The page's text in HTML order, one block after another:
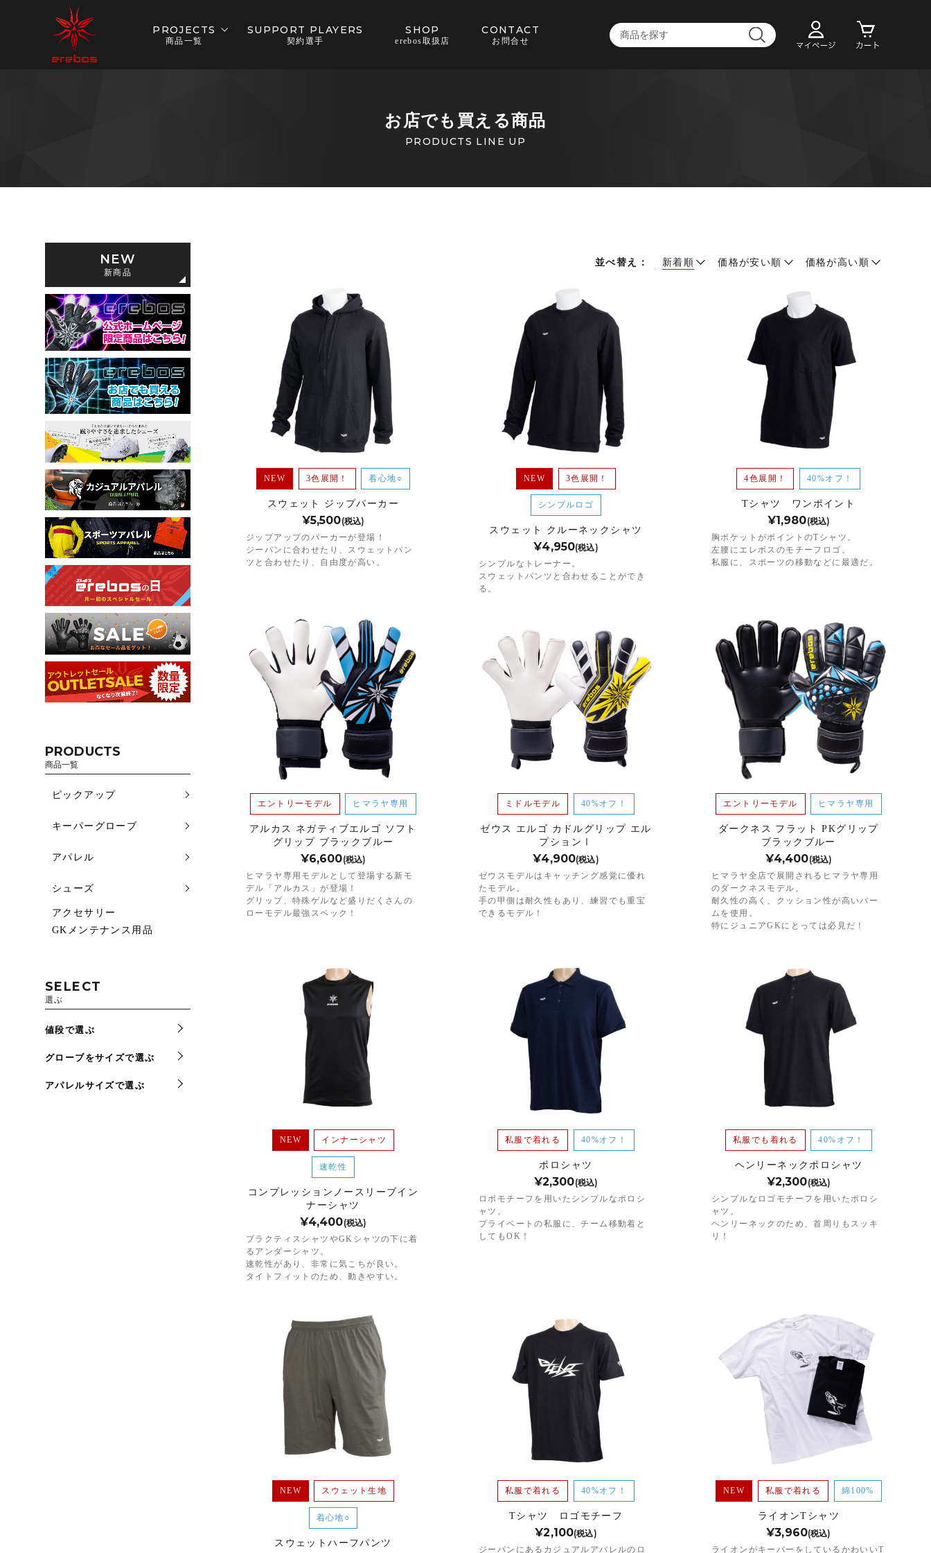
PROJECTS
商品一覧
SUPPORT PLAYERS
契約選手
SHOP
erebos取扱店
CONTACT
お問合せ
お店でも買える商品
PRODUCTS LINE UP
NEW
新商品
PRODUCTS
商品一覧
ピックアップ
キーパーグローブ
アパレル
シューズ
アクセサリー
GKメンテナンス用品
SELECT
選ぶ
値段で選ぶ
グローブをサイズで選ぶ
アパレルサイズで選ぶ
並べ替え： 新着順 価格が安い順 価格が高い順
NEW 3色展開！ 着心地○
スウェット ジップパーカー
¥5,500(税込)
ジップアップのパーカーが登場！
ジーパンに合わせたり、スウェットパン
ツと合わせたり、自由度が高い。
NEW 3色展開！
シンプルロゴ
スウェット クルーネックシャツ
¥4,950(税込)
シンプルなトレーナー。
スウェットパンツと合わせることができ
る。
4色展開！ 40%オフ！
Tシャツ ワンポイント
¥1,980(税込)
胸ポケットがポイントのTシャツ。
左腰にエレボスのモチーフロゴ。
私服に、スポーツの移動などに最適だ。
エントリーモデル ヒマラヤ専用
アルカス ネガティブエルゴ ソフト
グリップ ブラックブルー
¥6,600(税込)
ヒマラヤ専用モデルとして登場する新モ
デル「アルカス」が登場！
グリップ、特殊ゲルなど盛りだくさんの
ローモデル最強スペック！
ミドルモデル 40%オフ！
ゼウス エルゴ カドルグリップ エル
プションⅠ
¥4,900(税込)
ゼウスモデルはキャッチング感覚に優れ
たモデル。
手の甲側は耐久性もあり、練習でも重宝
できるモデル！
エントリーモデル ヒマラヤ専用
ダークネス フラット PKグリップ
ブラックブルー
¥4,400(税込)
ヒマラヤ全店で展開されるヒマラヤ専用
のダークネスモデル。
耐久性の高く、クッション性が高いパー
ムを使用。
特にジュニアGKにとっては必見だ！
NEW インナーシャツ
速乾性
コンプレッションノースリーブイン
ナーシャツ
¥4,400(税込)
プラクティスシャツやGKシャツの下に着
るアンダーシャツ。
速乾性があり、非常に気こちが良い。
タイトフィットのため、動きやすい。
私服で着れる 40%オフ！
ポロシャツ
¥2,300(税込)
ロボモチーフを用いたシンプルなポロシ
ャツ。
プライベートの私服に、チーム移動着と
してもOK！
私服でも着れる 40%オフ！
ヘンリーネックポロシャツ
¥2,300(税込)
シンプルなロゴモチーフを用いたポロシ
ャツ。
ヘンリーネックのため、首周りもスッキ
リ！
NEW スウェット生地
着心地○
スウェットハーフパンツ
私服で着れる 40%オフ！
Tシャツ ロゴモチーフ
¥2,100(税込)
ジーパンにあるカジュアルアパレルのロ
NEW 私服で着れる 綿100%
ライオンTシャツ
¥3,960(税込)
ライオンがキーパーをしているかわいいT